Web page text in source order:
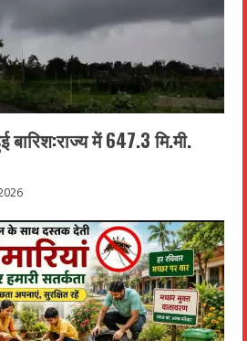
में 647.3 मि.मी.